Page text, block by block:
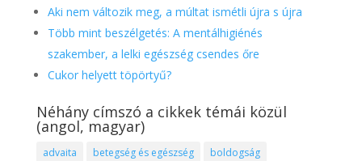
Aki nem változik meg, a múltat ismétli újra s újra
Több mint beszélgetés: A mentálhigiénés
szakember, a lelki egészség csendes őre
Cukor helyett töpörtyű?
Néhány címszó a cikkek témái közül
(angol, magyar)
advaita betegség és egészség
boldogság